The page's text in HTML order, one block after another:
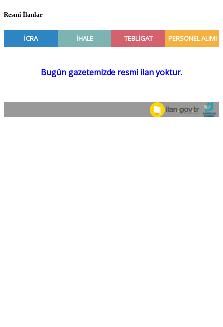
Resmî İlanlar